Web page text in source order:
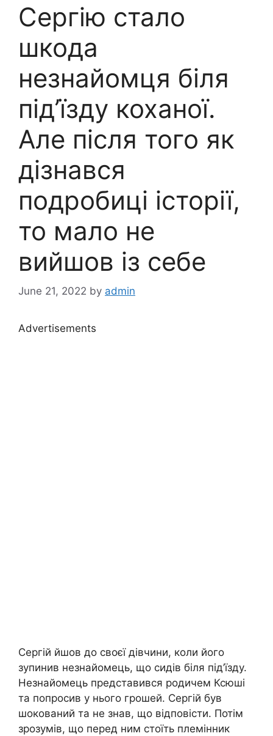
Сергію стало
шкода
незнайомця біля
під’їзду коханої.
Але після того як
дізнався
подробиці історії,
то мало не
вийшов із себе
June 21, 2022 by admin
Advertisements
Сергій йшов до своєї дівчини, коли його
зупинив незнайомець, що сидів біля під’їзду.
Незнайомець представився родичем Ксюші
та попросив у нього грошей. Сергій був
шокований та не знав, що відповісти. Потім
зрозумів, що перед ним стоїть племінник